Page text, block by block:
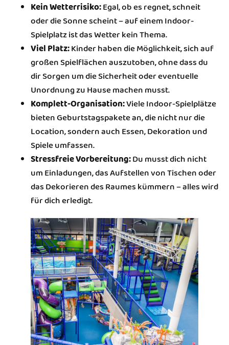
Kein Wetterrisiko:Egal, ob es regnet, schneit
oder die Sonne scheint – auf einem Indoor-
Spielplatz ist das Wetter kein Thema.
Viel Platz:Kinder haben die Möglichkeit, sich auf
großen Spielflächen auszutoben, ohne dass du
dir Sorgen um die Sicherheit oder eventuelle
Unordnung zu Hause machen musst.
Komplett-Organisation:Viele Indoor-Spielplätze
bieten Geburtstagspakete an, die nicht nur die
Location, sondern auch Essen, Dekoration und
Spiele umfassen.
Stressfreie Vorbereitung:Du musst dich nicht
um Einladungen, das Aufstellen von Tischen oder
das Dekorieren des Raumes kümmern – alles wird
für dich erledigt.